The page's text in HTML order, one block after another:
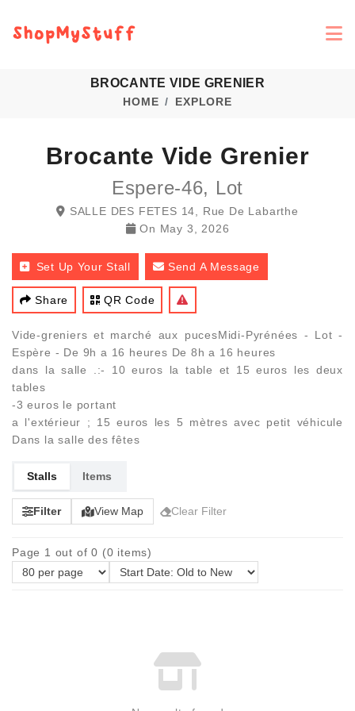
BROCANTE VIDE GRENIER
HOME EXPLORE
Brocante Vide Grenier
Espere-46, Lot
SALLE DES FETES 14, Rue De Labarthe
On May 3, 2026
Set Up Your Stall Send A Message
Share QR Code
Vide-greniers et marché aux pucesMidi-Pyrénées - Lot -
Espère - De 9h a 16 heures De 8h a 16 heures
dans la salle .:- 10 euros la table et 15 euros les deux
tables
-3 euros le portant
a l'extérieur ; 15 euros les 5 mètres avec petit véhicule
Dans la salle des fêtes
Stalls Items
Filter View Map Clear Filter
Page 1 out of 0 (0 items)